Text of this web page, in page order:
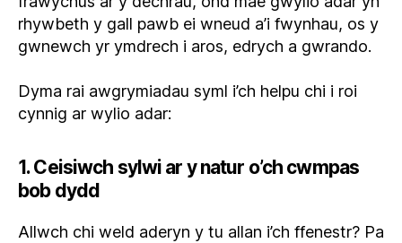
rhywbeth y gall pawb ei wneud a’i fwynhau, os y
gwnewch yr ymdrech i aros, edrych a gwrando.
Dyma rai awgrymiadau syml i’ch helpu chi i roi
cynnig ar wylio adar:
1. Ceisiwch sylwi ar y natur o’ch cwmpas
bob dydd
Allwch chi weld aderyn y tu allan i’ch ffenestr? Pa